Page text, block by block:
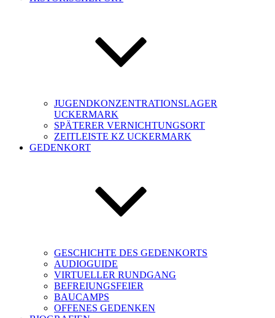
JUGENDKONZENTRATIONSLAGER
UCKERMARK
SPÄTERER VERNICHTUNGSORT
ZEITLEISTE KZ UCKERMARK
GEDENKORT
GESCHICHTE DES GEDENKORTS
AUDIOGUIDE
VIRTUELLER RUNDGANG
BEFREIUNGSFEIER
BAUCAMPS
OFFENES GEDENKEN